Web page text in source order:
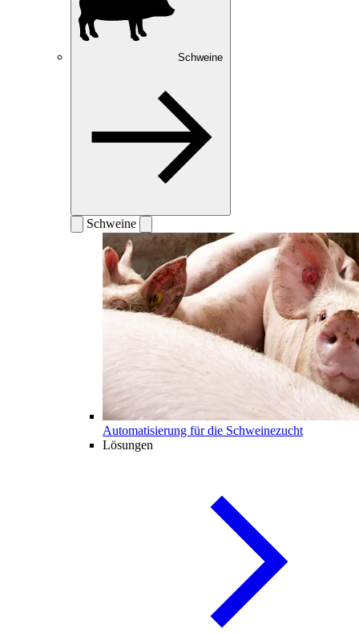
Schweine
Schweine
Automatisierung für die Schweinezucht
Lösungen